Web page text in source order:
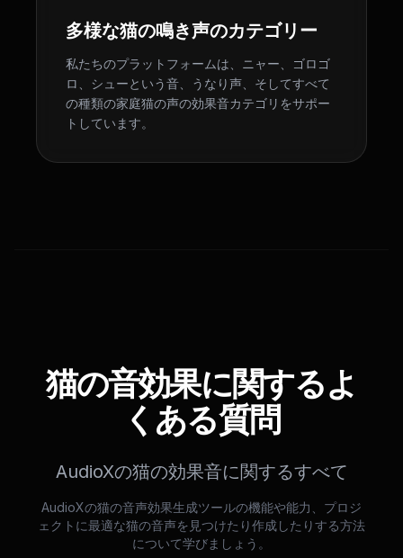
多様な猫の鳴き声のカテゴリー
私たちのプラットフォームは、ニャー、ゴロゴ
ロ、シューという音、うなり声、そしてすべて
の種類の家庭猫の声の効果音カテゴリをサポー
トしています。
猫の音効果に関するよ
くある質問
AudioXの猫の効果音に関するすべて
AudioXの猫の音声効果生成ツールの機能や能力、プロジ
ェクトに最適な猫の音声を見つけたり作成したりする方法
について学びましょう。